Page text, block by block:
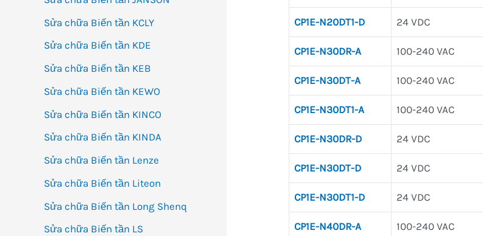
Sửa chữa Biến tần KCLY
Sửa chữa Biến tần KDE
Sửa chữa Biến tần KEB
Sửa chữa Biến tần KEWO
Sửa chữa Biến tần KINCO
Sửa chữa Biến tần KINDA
Sửa chữa Biến tần Lenze
Sửa chữa Biến tần Liteon
Sửa chữa Biến tần Long Shenq
Sửa chữa Biến tần LS
CP1E-N20DT1-D 24 VDC
CP1E-N30DR-A 100-240 VAC
CP1E-N30DT-A 100-240 VAC
CP1E-N30DT1-A 100-240 VAC
CP1E-N30DR-D 24 VDC
CP1E-N30DT-D 24 VDC
CP1E-N30DT1-D 24 VDC
CP1E-N40DR-A 100-240 VAC